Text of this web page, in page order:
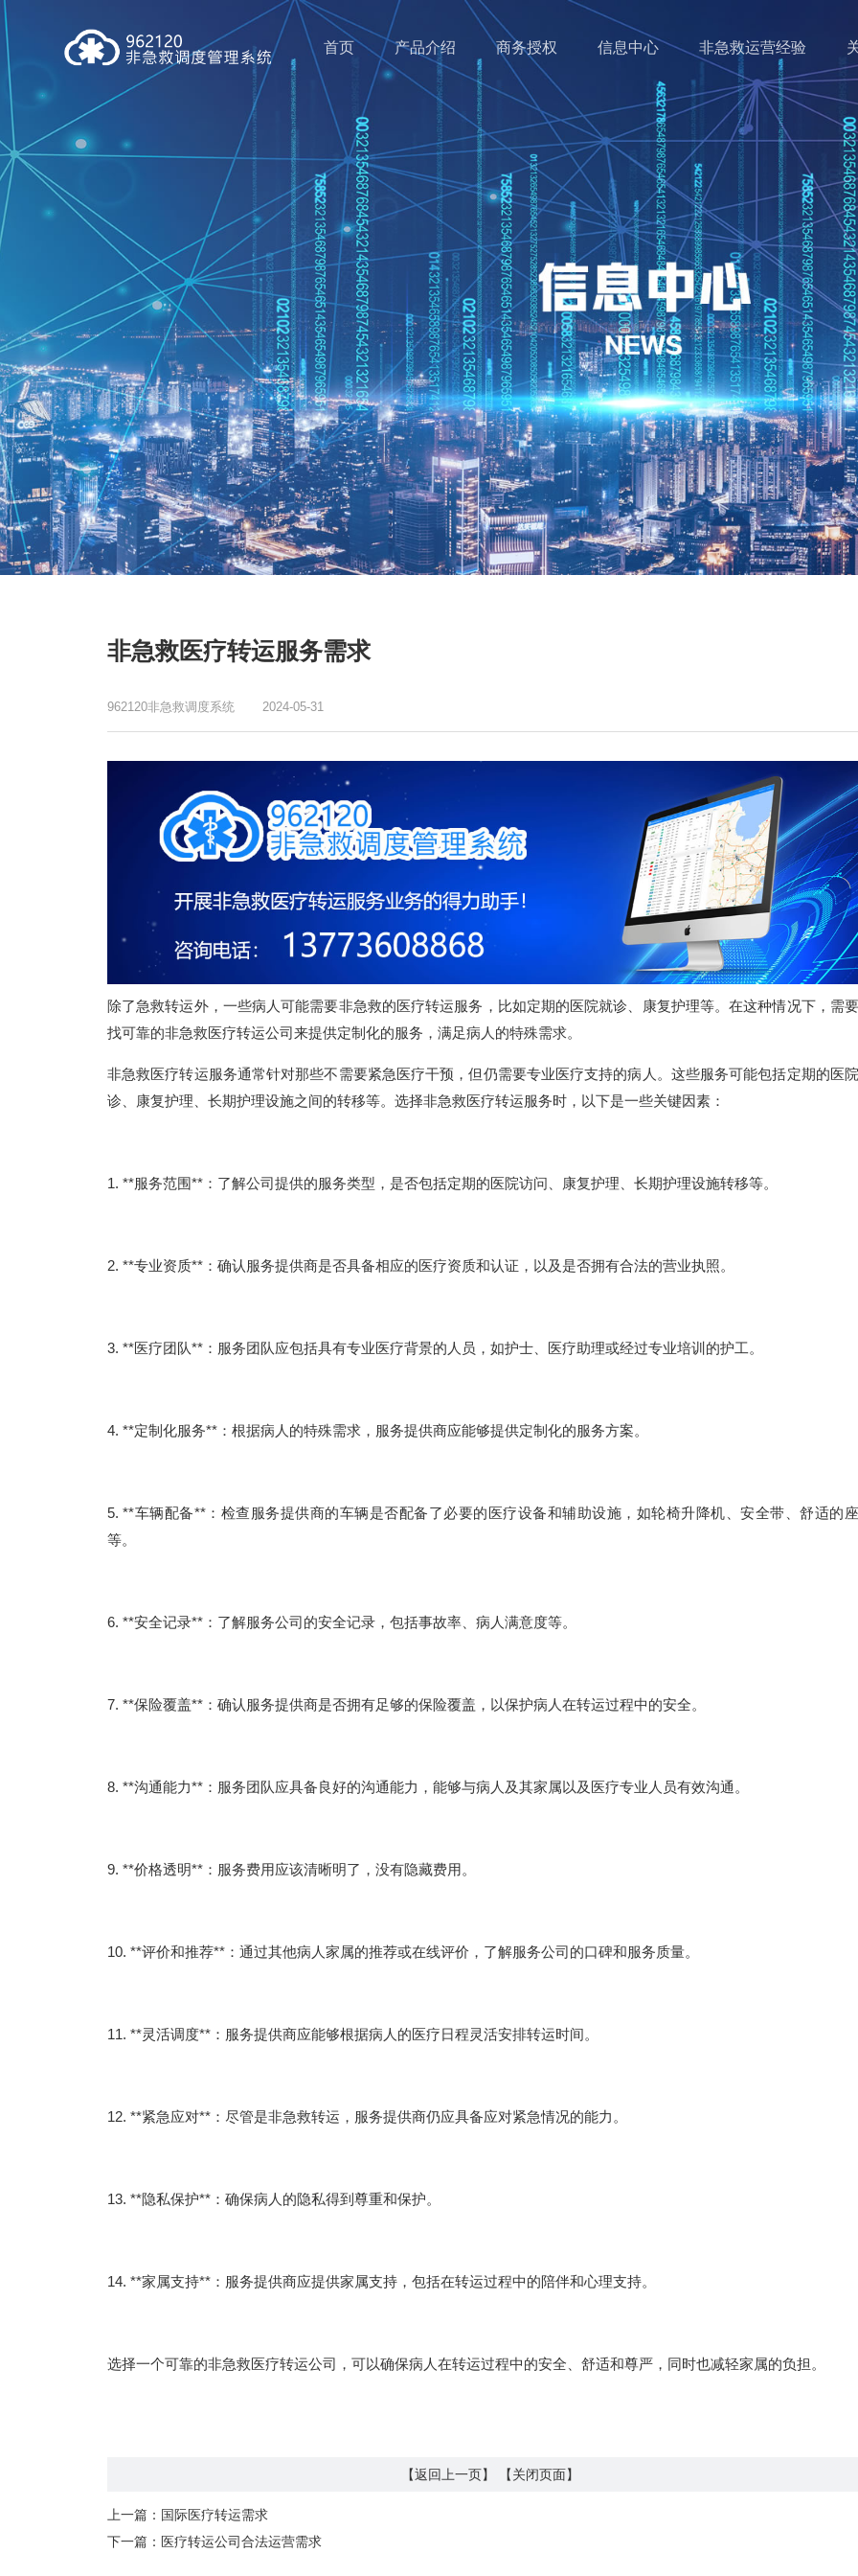
首页 产品介绍 商务授权 信息中心 非急救运营经验
非急救医疗转运服务需求
962120非急救调度系统 2024-05-31
除了急救转运外，一些病人可能需要非急救的医疗转运服务，比如定期的医院就诊、康复护理等。在这种情况下，需
找可靠的非急救医疗转运公司来提供定制化的服务，满足病人的特殊需求。
非急救医疗转运服务通常针对那些不需要紧急医疗干预，但仍需要专业医疗支持的病人。这些服务可能包括定期的医
诊、康复护理、长期护理设施之间的转移等。选择非急救医疗转运服务时，以下是一些关键因素：
1. **服务范围**：了解公司提供的服务类型，是否包括定期的医院访问、康复护理、长期护理设施转移等。
2. **专业资质**：确认服务提供商是否具备相应的医疗资质和认证，以及是否拥有合法的营业执照。
3. **医疗团队**：服务团队应包括具有专业医疗背景的人员，如护士、医疗助理或经过专业培训的护工。
4. **定制化服务**：根据病人的特殊需求，服务提供商应能够提供定制化的服务方案。
5. **车辆配备**：检查服务提供商的车辆是否配备了必要的医疗设备和辅助设施，如轮椅升降机、安全带、舒适的
等。
6. **安全记录**：了解服务公司的安全记录，包括事故率、病人满意度等。
7. **保险覆盖**：确认服务提供商是否拥有足够的保险覆盖，以保护病人在转运过程中的安全。
8. **沟通能力**：服务团队应具备良好的沟通能力，能够与病人及其家属以及医疗专业人员有效沟通。
9. **价格透明**：服务费用应该清晰明了，没有隐藏费用。
10. **评价和推荐**：通过其他病人家属的推荐或在线评价，了解服务公司的口碑和服务质量。
11. **灵活调度**：服务提供商应能够根据病人的医疗日程灵活安排转运时间。
12. **紧急应对**：尽管是非急救转运，服务提供商仍应具备应对紧急情况的能力。
13. **隐私保护**：确保病人的隐私得到尊重和保护。
14. **家属支持**：服务提供商应提供家属支持，包括在转运过程中的陪伴和心理支持。
选择一个可靠的非急救医疗转运公司，可以确保病人在转运过程中的安全、舒适和尊严，同时也减轻家属的负担。
【返回上一页】 【关闭页面】
上一篇： 国际医疗转运需求
下一篇： 医疗转运公司合法运营需求